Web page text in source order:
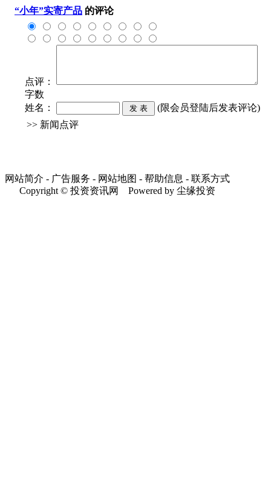
“小年”实寄产品 的评论
点评：
字数
姓名：
(限会员登陆后发表评论)
>> 新闻点评
网站简介 - 广告服务 - 网站地图 - 帮助信息 - 联系方式
Copyright © 投资资讯网 Powered by 尘缘投资